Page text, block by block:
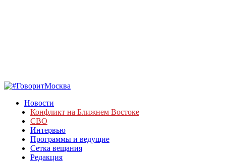
Новости
Конфликт на Ближнем Востоке
СВО
Интервью
Программы и ведущие
Сетка вещания
Редакция